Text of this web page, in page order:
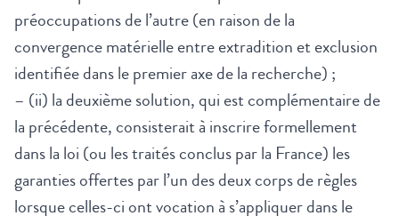
préoccupations de l’autre (en raison de la
convergence matérielle entre extradition et exclusion
identifiée dans le premier axe de la recherche) ;
– (ii) la deuxième solution, qui est complémentaire de
la précédente, consisterait à inscrire formellement
dans la loi (ou les traités conclus par la France) les
garanties offertes par l’un des deux corps de règles
lorsque celles-ci ont vocation à s’appliquer dans le